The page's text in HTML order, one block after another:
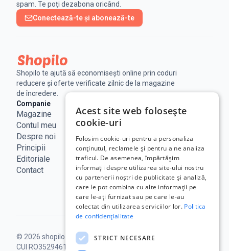
spam. Te poți dezabona oricând.
Conectează-te și abonează-te
Shopilo te ajută să economisești online prin coduri
reducere și oferte verificate zilnic de la magazine
de încredere.
Companie
Magazine
Contul meu
Despre noi
Principii
Editoriale
Contact
Notificare
Legala
Politica de
confidențialitate
Termeni de
utilizare
Politica
Cookie
Blog
ANPC
SAL - UE
ECC Romania
ANCOM
© 2026 shopilo.ro. Operat de DontPayFull SRL |
CUI RO35294618.
Toate drepturile rezervate.
Acest site web folosește
cookie-uri
Folosim cookie-uri pentru a personaliza
conținutul, reclamele și pentru a ne analiza
traficul. De asemenea, împărtășim
informații despre utilizarea site-ului nostru
cu partenerii noștri de publicitate și analiză,
care le pot combina cu alte informații pe
care le-ați furnizat sau pe care le-au
colectat din utilizarea serviciilor lor. Politica
de confidențialitate
STRICT NECESARE